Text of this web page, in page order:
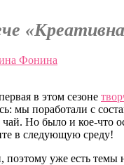
Фонина
в этом сезоне
мы поработали с
Но было и кое-что
в следующую среду!
поэтому уже есть